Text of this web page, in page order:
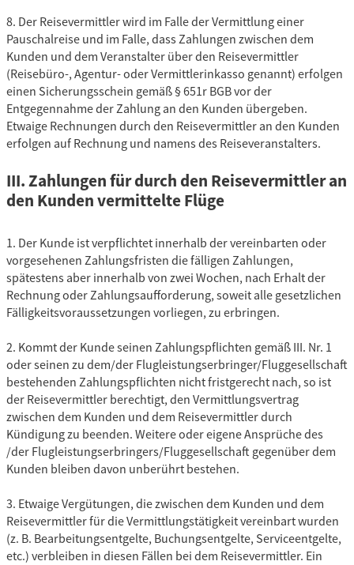
8. Der Reisevermittler wird im Falle der Vermittlung einer
Pauschalreise und im Falle, dass Zahlungen zwischen dem
Kunden und dem Veranstalter über den Reisevermittler
(Reisebüro-, Agentur- oder Vermittlerinkasso genannt) erfolgen
einen Sicherungsschein gemäß § 651r BGB vor der
Entgegennahme der Zahlung an den Kunden übergeben.
Etwaige Rechnungen durch den Reisevermittler an den Kunden
erfolgen auf Rechnung und namens des Reiseveranstalters.
III. Zahlungen für durch den Reisevermittler an
den Kunden vermittelte Flüge
1. Der Kunde ist verpflichtet innerhalb der vereinbarten oder
vorgesehenen Zahlungsfristen die fälligen Zahlungen,
spätestens aber innerhalb von zwei Wochen, nach Erhalt der
Rechnung oder Zahlungsaufforderung, soweit alle gesetzlichen
Fälligkeitsvoraussetzungen vorliegen, zu erbringen.
2. Kommt der Kunde seinen Zahlungspflichten gemäß III. Nr. 1
oder seinen zu dem/der Flugleistungserbringer/Fluggesellschaft
bestehenden Zahlungspflichten nicht fristgerecht nach, so ist
der Reisevermittler berechtigt, den Vermittlungsvertrag
zwischen dem Kunden und dem Reisevermittler durch
Kündigung zu beenden. Weitere oder eigene Ansprüche des
/der Flugleistungserbringers/Fluggesellschaft gegenüber dem
Kunden bleiben davon unberührt bestehen.
3. Etwaige Vergütungen, die zwischen dem Kunden und dem
Reisevermittler für die Vermittlungstätigkeit vereinbart wurden
(z. B. Bearbeitungsentgelte, Buchungsentgelte, Serviceentgelte,
etc.) verbleiben in diesen Fällen bei dem Reisevermittler. Ein